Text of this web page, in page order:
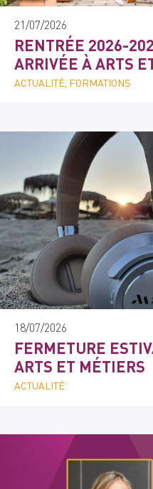
21/07/2026
RENTRÉE 2026-
ARRIVÉE À ARTS
ACTUALITÉ, FORMATIONS
18/07/2026
FERMETURE
ARTS ET MÉTIERS
ACTUALITÉ